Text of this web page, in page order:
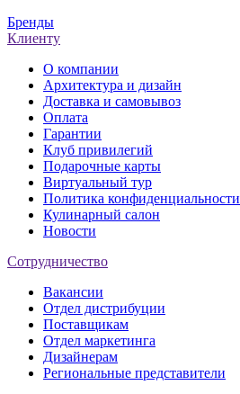
Бренды
Клиенту
О компании
Архитектура и дизайн
Доставка и самовывоз
Оплата
Гарантии
Клуб привилегий
Подарочные карты
Виртуальный тур
Политика конфиденциальности
Кулинарный салон
Новости
Сотрудничество
Вакансии
Отдел дистрибуции
Поставщикам
Отдел маркетинга
Дизайнерам
Региональные представители